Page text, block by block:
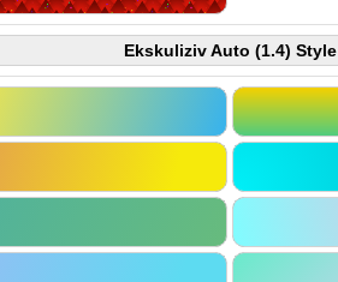
Ekskuliziv Auto (1.4) Style